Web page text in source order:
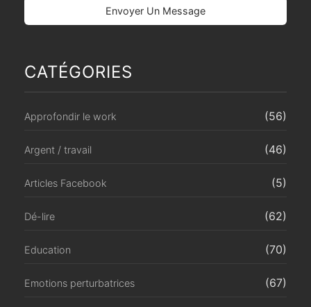
CATÉGORIES
Approfondir le work (56)
Argent / travail (46)
Articles Facebook (5)
Dé-lire (62)
Education (70)
Emotions perturbatrices (67)